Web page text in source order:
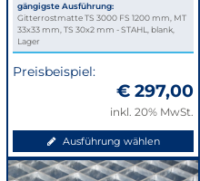
gängigste Ausführung:
Gitterrostmatte TS 3000 FS 1200 mm, MT
33x33 mm, TS 30x2 mm - STAHL, blank,
Lager
Preisbeispiel:
€ 297,00
inkl. 20% MwSt.
Ausführung wählen